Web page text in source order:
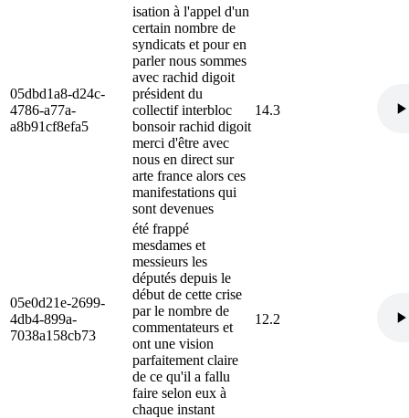
05dbd1a8-d24c-
4786-a77a-
a8b91cf8efa5
isation à l'appel d'un
certain nombre de
syndicats et pour en
parler nous sommes
avec rachid digoit
président du
collectif interbloc
bonsoir rachid digoit
merci d'être avec
nous en direct sur
arte france alors ces
manifestations qui
sont devenues
14.3
05e0d21e-2699-
4db4-899a-
7038a158cb73
été frappé
mesdames et
messieurs les
députés depuis le
début de cette crise
par le nombre de
commentateurs et
ont une vision
parfaitement claire
de ce qu'il a fallu
faire selon eux à
chaque instant
12.2